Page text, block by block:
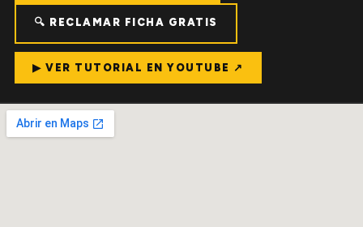
🔍 RECLAMAR FICHA GRATIS
▶ VER TUTORIAL EN YOUTUBE ↗